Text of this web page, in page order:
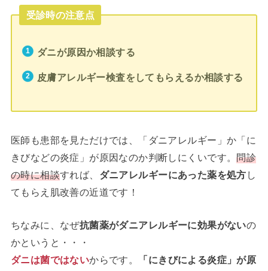
受診時の注意点
ダニが原因か相談する
皮膚アレルギー検査をしてもらえるか相談する
医師も患部を見ただけでは、「ダニアレルギー」か「に
きびなどの炎症」が原因なのか判断しにくいです。問診
の時に相談すれば、 ダニアレルギーにあった薬を処方 し
てもらえ肌改善の近道です！
ちなみに、なぜ抗菌薬がダニアレルギーに効果がないの
かというと・・・
ダニは菌ではないからです。
「にきびによる炎症」が原